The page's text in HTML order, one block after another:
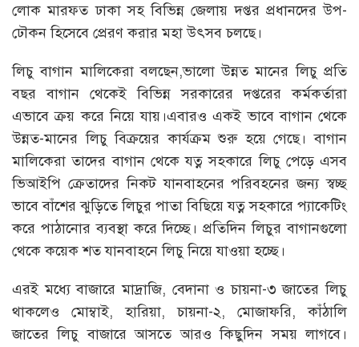
লোক মারফত ঢাকা সহ বিভিন্ন জেলায় দপ্তর প্রধানদের উপ-
ঢৌকন হিসেবে প্রেরণ করার মহা উৎসব চলছে।
লিচু বাগান মালিকেরা বলছেন,ভালো উন্নত মানের লিচু প্রতি
বছর বাগান থেকেই বিভিন্ন সরকারের দপ্তরের কর্মকর্তারা
এভাবে ক্রয় করে নিয়ে যায়।এবারও একই ভাবে বাগান থেকে
উন্নত-মানের লিচু বিক্রয়ের কার্যক্রম শুরু হয়ে গেছে। বাগান
মালিকেরা তাদের বাগান থেকে যত্ন সহকারে লিচু পেড়ে এসব
ভিআইপি ক্রেতাদের নিকট যানবাহনের পরিবহনের জন্য স্বচ্ছ
ভাবে বাঁশের ঝুড়িতে লিচুর পাতা বিছিয়ে যত্ন সহকারে প্যাকেটিং
করে পাঠানোর ব্যবস্থা করে দিচ্ছে। প্রতিদিন লিচুর বাগানগুলো
থেকে কয়েক শত যানবাহনে লিচু নিয়ে যাওয়া হচ্ছে।
এরই মধ্যে বাজারে মাদ্রাজি, বেদানা ও চায়না-৩ জাতের লিচু
থাকলেও মোম্বাই, হারিয়া, চায়না-২, মোজাফরি, কাঁঠালি
জাতের লিচু বাজারে আসতে আরও কিছুদিন সময় লাগবে।